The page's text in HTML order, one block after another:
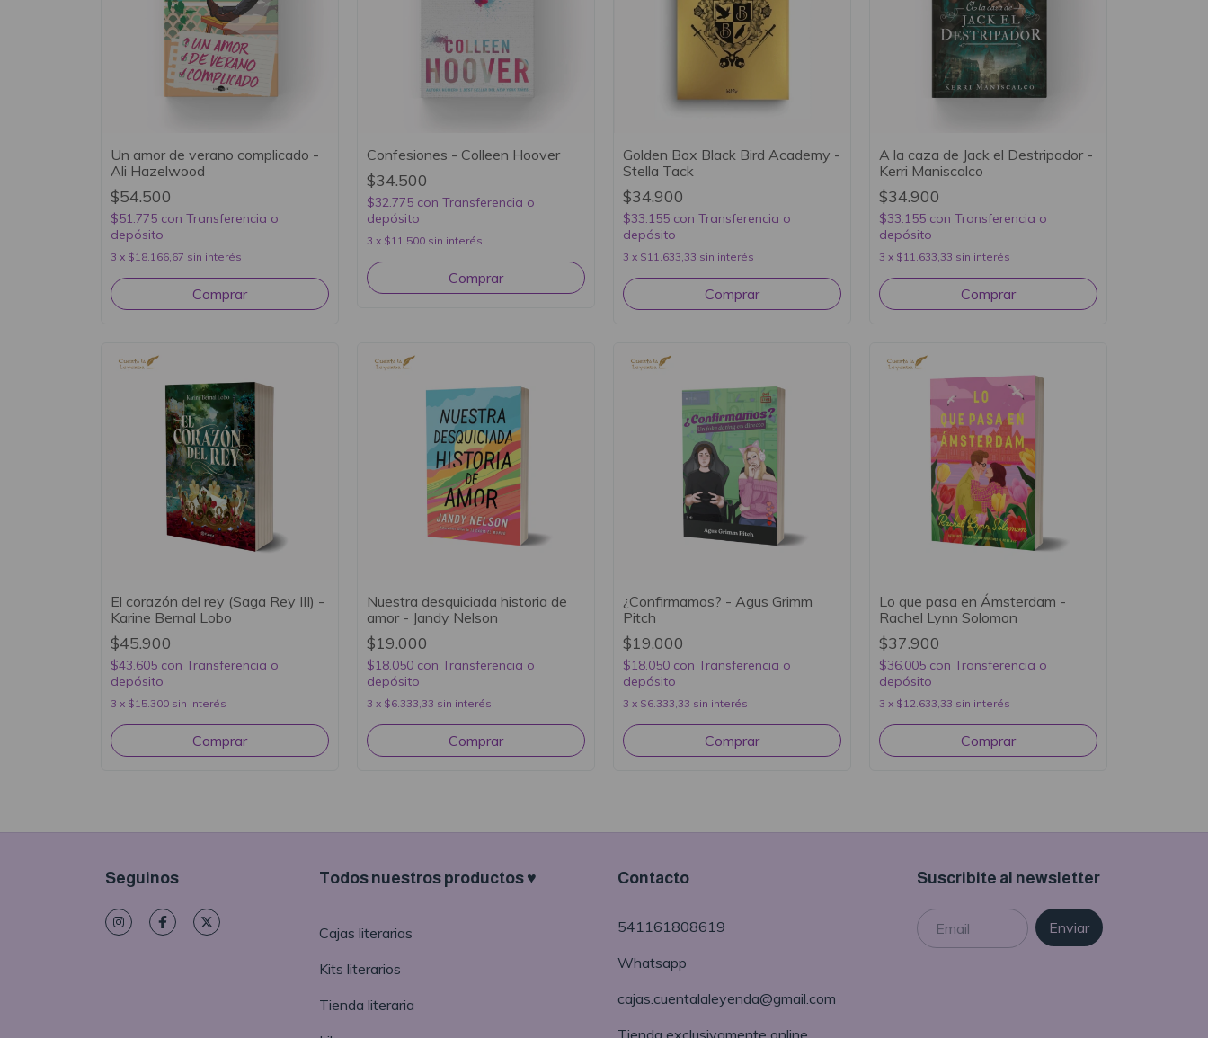
Un amor de verano complicado -
Ali Hazelwood
$54.500
$51.775 con Transferencia o
depósito
3 x $18.166,67 sin interés
Confesiones - Colleen Hoover
$34.500
$32.775 con Transferencia o
depósito
3 x $11.500 sin interés
Golden Box Black Bird Academy -
Stella Tack
$34.900
$33.155 con Transferencia o
depósito
3 x $11.633,33 sin interés
A la caza de Jack el Destripador -
Kerri Maniscalco
$34.900
$33.155 con Transferencia o
depósito
3 x $11.633,33 sin interés
El corazón del rey (Saga Rey III) -
Karine Bernal Lobo
$45.900
$43.605 con Transferencia o
depósito
3 x $15.300 sin interés
Nuestra desquiciada historia de
amor - Jandy Nelson
$19.000
$18.050 con Transferencia o
depósito
3 x $6.333,33 sin interés
¿Confirmamos? - Agus Grimm
Pitch
$19.000
$18.050 con Transferencia o
depósito
3 x $6.333,33 sin interés
Lo que pasa en Ámsterdam -
Rachel Lynn Solomon
$37.900
$36.005 con Transferencia o
depósito
3 x $12.633,33 sin interés
Seguinos Todos nuestros productos ♥
Cajas literarias
Kits literarios
Tienda literaria
Contacto
541161808619
Whatsapp
cajas.cuentalaleyenda@gmail.com
Tienda exclusivamente online
Suscribite al newsletter